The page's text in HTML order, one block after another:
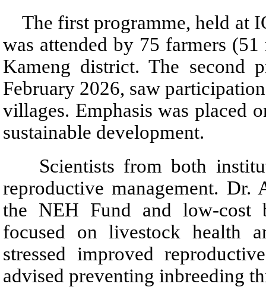
The first programme, held at
was attended by 75 farmers
Kameng district. The second
February 2026, saw
villages. Emphasis was placed
sustainable development.
Scientists from both
reproductive management.
the NEH Fund and low-cost
focused on livestock health
stressed improved
advised preventing inbreeding